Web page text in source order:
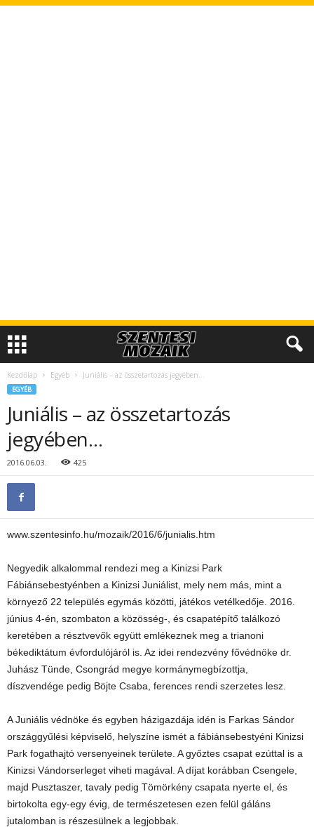
Kezdőlap Egyéb Juniális – az összetartozás jegyében…
EGYÉB
Juniális – az összetartozás
jegyében…
2016.06.03. 425
www.szentesinfo.hu/mozaik/2016/6/junialis.htm
Negyedik alkalommal rendezi meg a Kinizsi Park
Fábiánsebestyénben a Kinizsi Juniálist, mely nem más, mint a
környező 22 település egymás közötti, játékos vetélkedője. 2016.
június 4-én, szombaton a közösség-, és csapatépítő találkozó
keretében a résztvevők együtt emlékeznek meg a trianoni
békediktátum évfordulójáról is. Az idei rendezvény fővédnöke dr.
Juhász Tünde, Csongrád megye kormánymegbízottja,
díszvendége pedig Böjte Csaba, ferences rendi szerzetes lesz.
A Juniális védnöke és egyben házigazdája idén is Farkas Sándor
országgyűlési képviselő, helyszíne ismét a fábiánsebestyéni Kinizsi
Park fogathajtó versenyeinek területe. A győztes csapat ezúttal is a
Kinizsi Vándorserleget viheti magával. A díjat korábban Csengele,
majd Pusztaszer, tavaly pedig Tömörkény csapata nyerte el, és
birtokolta egy-egy évig, de természetesen ezen felül gáláns
jutalomban is részesülnek a legjobbak.